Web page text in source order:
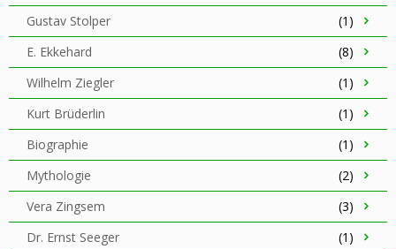
Gustav Stolper
(1)
E. Ekkehard
(8)
Wilhelm Ziegler
(1)
Kurt Brüderlin
(1)
Biographie
(1)
Mythologie
(2)
Vera Zingsem
(3)
Dr. Ernst Seeger
(1)